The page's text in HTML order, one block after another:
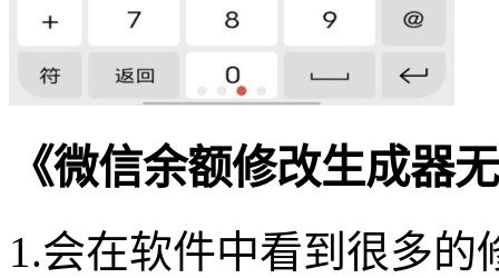
《微信余额修改生成器
1.会在软件中看到很多